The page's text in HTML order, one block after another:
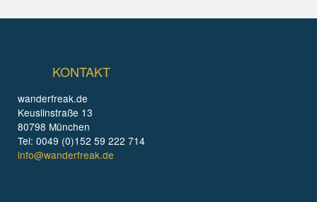
KONTAKT
wanderfreak.de
Keuslinstraße 13
80798 München
Tel: 0049 (0)152 59 222 714
info@wanderfreak.de